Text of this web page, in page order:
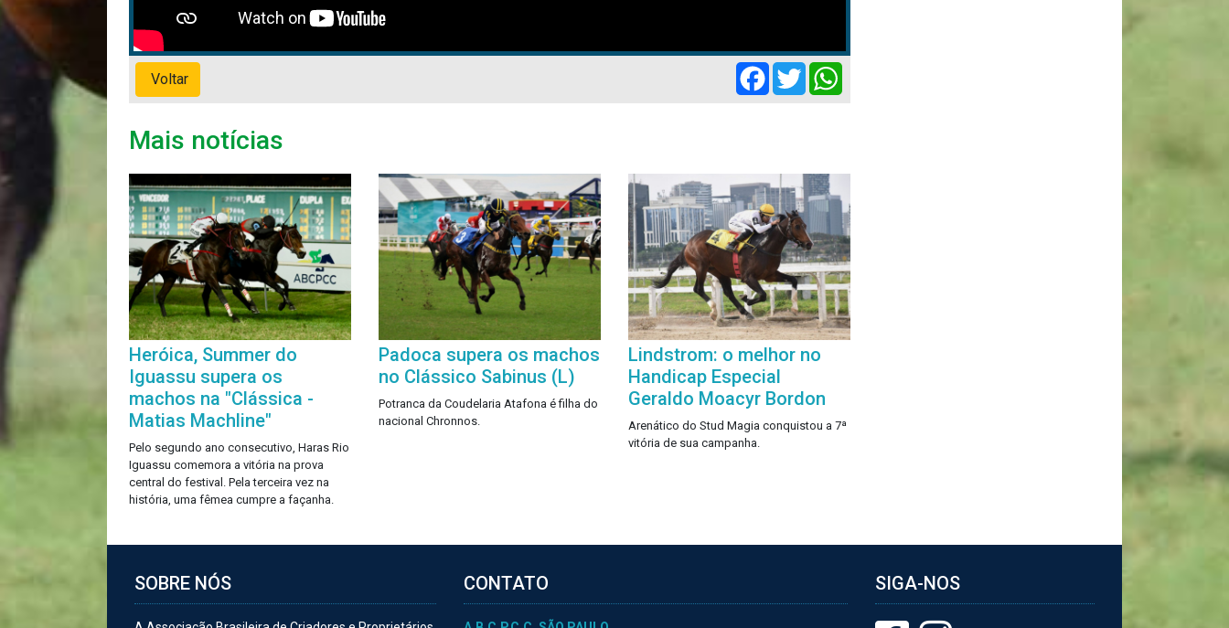
Voltar
Facebook
Twitter
Mais notícias
Heróica, Summer do
Iguassu supera os
machos na "Clássica -
Matias Machline"
Pelo segundo ano consecutivo, Haras Rio
Iguassu comemora a vitória na prova
central do festival. Pela terceira vez na
história, uma fêmea cumpre a façanha.
Padoca supera os machos
no Clássico Sabinus (L)
Potranca da Coudelaria Atafona é filha do
nacional Chronnos.
Lindstrom: o melhor no
Handicap Especial
Geraldo Moacyr Bordon
Arenático do Stud Magia conquistou a 7ª
vitória de sua campanha.
SOBRE NÓS CONTATO SIGA-NOS